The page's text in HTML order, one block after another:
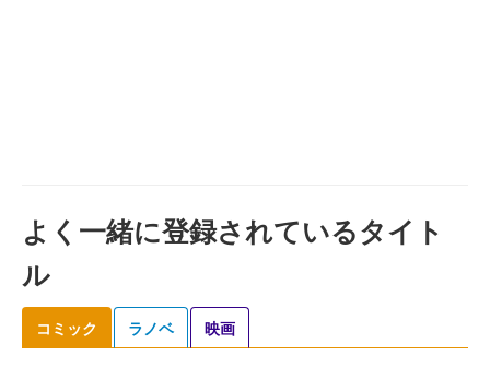
よく一緒に登録されているタイト
ル
コミック ラノベ 映画